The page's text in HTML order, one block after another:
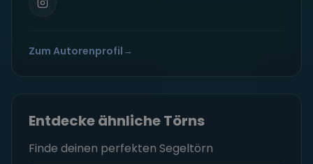
Zum Autorenprofil →
Entdecke ähnliche Törns
Finde deinen perfekten Segeltörn